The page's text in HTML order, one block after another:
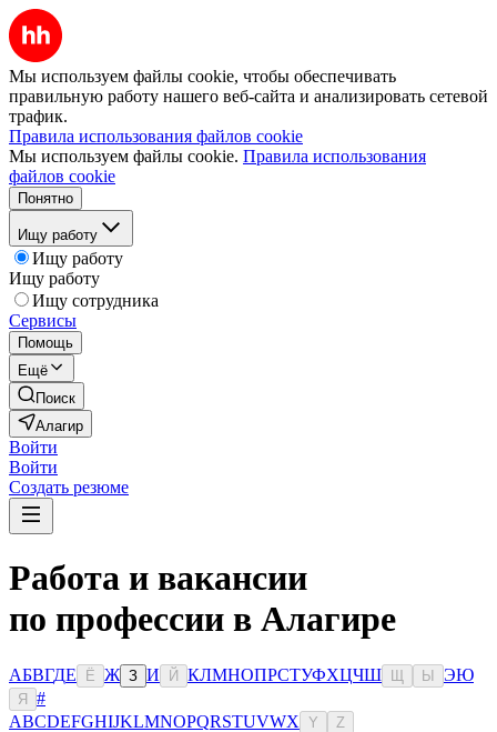
Мы используем файлы cookie, чтобы обеспечивать
правильную работу нашего веб-сайта и анализировать сетевой
трафик.
Правила использования файлов cookie
Мы используем файлы cookie. Правила использования
файлов cookie
Понятно
Ищу работу
Ищу работу
Ищу работу
Ищу сотрудника
Сервисы
Помощь
Ещё
Поиск
Алагир
Войти
Войти
Создать резюме
Работа и вакансии
по профессии в Алагире
АБВГДЕ Ё Ж З И Й КЛМНОПРСТУФХЦЧШ Ы ЭЮ
Я
#
ABCDEFGHIJKLMNOPQRSTUVWX Y Z